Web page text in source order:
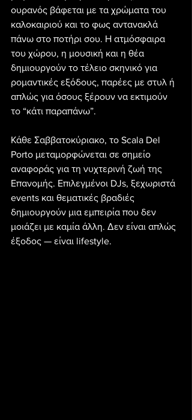
ουρανός βάφεται με τα χρώματα του
καλοκαιριού και το φως αντανακλά
πάνω στο ποτήρι σου. Η ατμόσφαιρα
του χώρου, η μουσική και η θέα
δημιουργούν το τέλειο σκηνικό για
ρομαντικές εξόδους, παρέες με στυλ ή
απλώς για όσους ξέρουν να εκτιμούν
το “κάτι παραπάνω”.
Κάθε Σαββατοκύριακο, το Scala Del
Porto μεταμορφώνεται σε σημείο
αναφοράς για τη νυχτερινή ζωή της
Επανομής. Επιλεγμένοι DJs, ξεχωριστά
events και θεματικές βραδιές
δημιουργούν μια εμπειρία που δεν
μοιάζει με καμία άλλη. Δεν είναι απλώς
έξοδος — είναι lifestyle.